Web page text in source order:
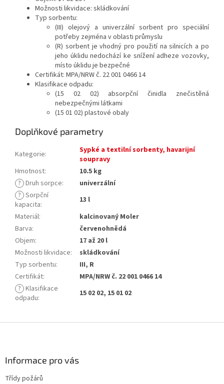
Možnosti likvidace: skládkování
Typ sorbentu:
(III) olejový a univerzální sorbent pro speciální
potřeby zejména v oblasti průmyslu
(R) sorbent je vhodný pro použití na silnicích a po
jeho úklidu nedochází ke snížení adheze vozovky,
místo úklidu je bezpečné
Certifikát: MPA/NRW č. 22 001 0466 14
Klasifikace odpadu:
(15 02 02) absorpční činidla znečistěná
nebezpečnými látkami
(15 01 02) plastové obaly
Doplňkové parametry
Kategorie:
Sypké a textilní sorbenty, havarijní
soupravy
Hmotnost:
10.5 kg
? Druh sorpce:
univerzální
? Sorpční
kapacita:
13 l
Materiál:
kalcinovaný Moler
Barva:
červenohnědá
Objem:
17 až 20 l
Možnosti likvidace:
skládkování
Typ sorbentu:
III, R
Certifikát:
MPA/NRW č. 22 001 0466 14
? Klasifikace
odpadu: 15 02 02, 15 01 02
Informace pro vás
Třídy požárů